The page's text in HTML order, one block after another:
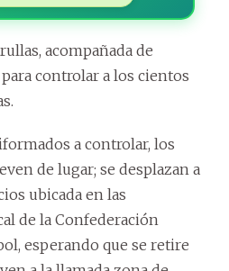
acompañada de
controlar a los cientos
a controlar, los
de lugar; se desplazan a
ubicada en las
de la Confederación
esperando que se retire